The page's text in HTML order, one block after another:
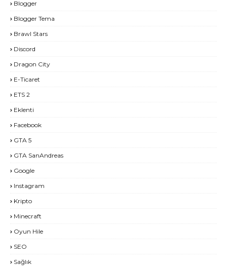
Blogger
Blogger Tema
Brawl Stars
Discord
Dragon City
E-Ticaret
ETS 2
Eklenti
Facebook
GTA 5
GTA SanAndreas
Google
Instagram
Kripto
Minecraft
Oyun Hile
SEO
Sağlık